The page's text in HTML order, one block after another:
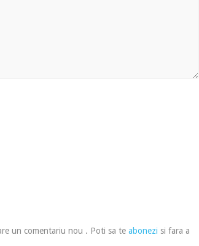
un comentariu nou . Poti sa te abonezi si fara a